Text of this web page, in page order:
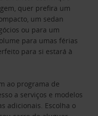
quer prefira um
um sedan
ou para um
para umas férias
para si estará à
ao programa de
a serviços e modelos
adicionais. Escolha o